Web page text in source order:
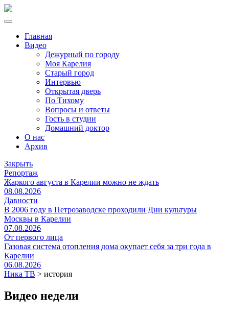
Главная
Видео
Дежурный по городу
Моя Карелия
Старый город
Интервью
Открытая дверь
По Тихому
Вопросы и ответы
Гость в студии
Домашний доктор
О нас
Архив
Закрыть
Репортаж
Жаркого августа в Карелии можно не ждать
08.08.2026
Давности
В 2006 году в Петрозаводске проходили Дни культуры
Москвы в Карелии
07.08.2026
От первого лица
Газовая система отопления дома окупает себя за три года в
Карелии
06.08.2026
Ника ТВ > история
Видео недели